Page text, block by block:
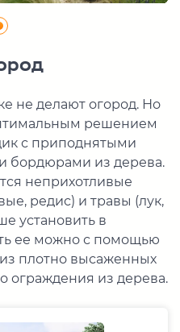
не делают огород. Но
решением
с приподнятыми
бордюрами из дерева.
неприхотливые
редис) и травы (лук,
установить в
ее можно с помощью
плотно высаженных
ограждения из дерева.